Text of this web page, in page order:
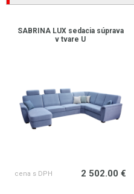
SABRINA LUX sedacia súprava
v tvare U
cena s DPH 2 502.00 €